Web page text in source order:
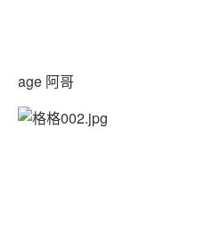
age 阿哥